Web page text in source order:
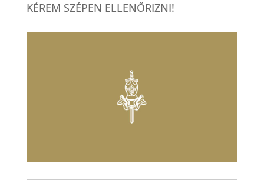
KÉREM SZÉPEN ELLENŐRIZNI!